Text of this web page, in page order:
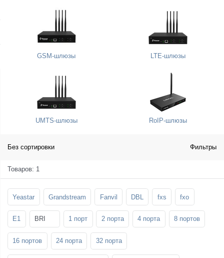
GSM-шлюзы LTE-шлюзы
UMTS-шлюзы RoIP-шлюзы
Без сортировки Фильтры
Товаров: 1
Yeastar Grandstream Fanvil DBL fxs fxo
E1 BRI 1 порт 2 порта 4 порта 8 портов
16 портов 24 порта 32 порта
Стойки и крепления для панелей и
телевизоров
Демо-комплекты ВКС
Звукоизоляционные кабины
3G/4G LTE и ADSL модемы
Мобильные телефоны